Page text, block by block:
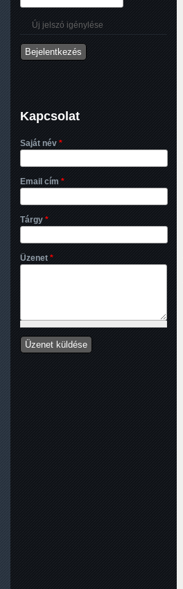
Új jelszó igénylése
Kapcsolat
Saját név *
Email cím *
Tárgy *
Üzenet *